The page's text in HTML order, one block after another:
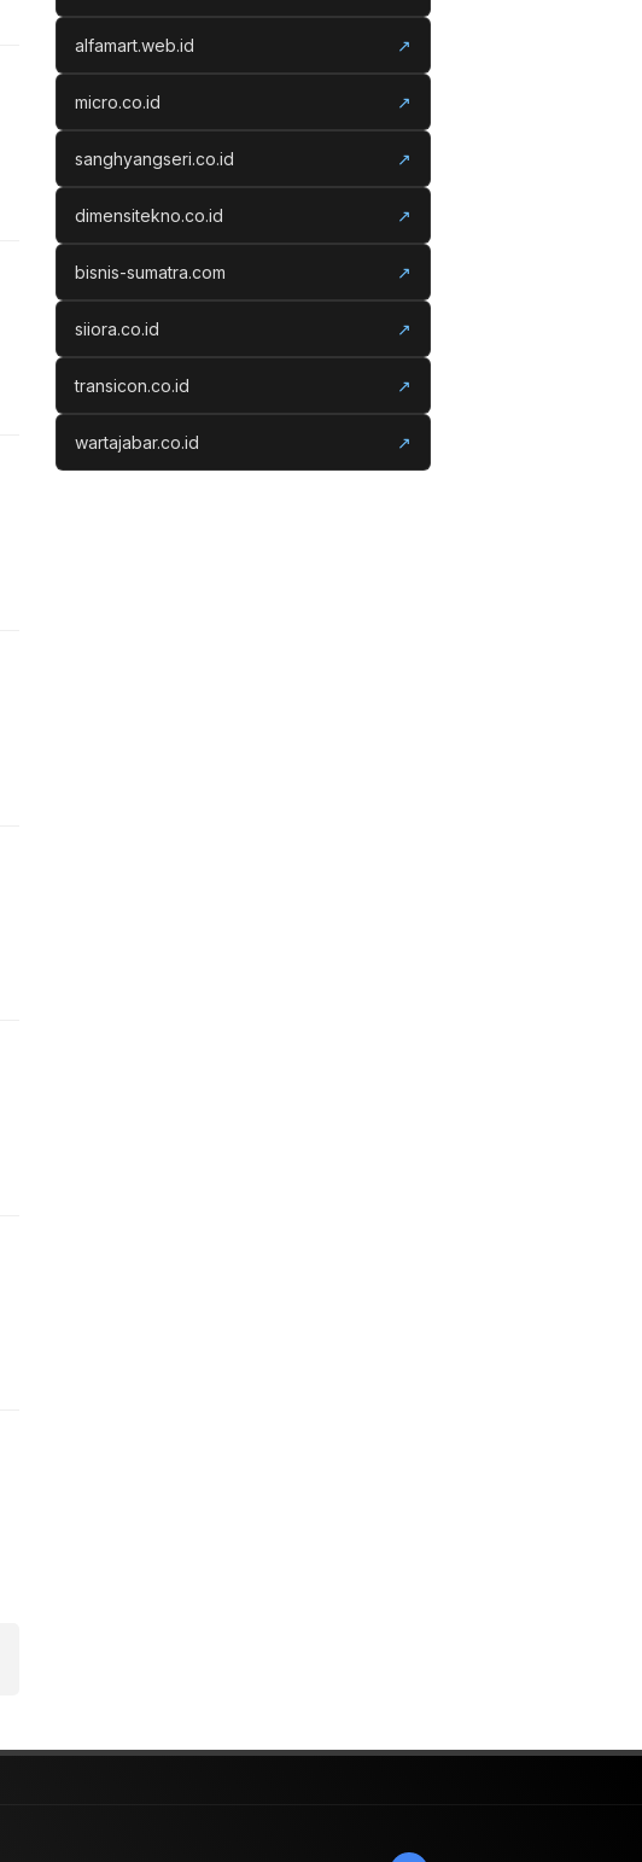
alfamart.web.id ↗
micro.co.id ↗
sanghyangseri.co.id ↗
dimensitekno.co.id ↗
bisnis-sumatra.com ↗
siiora.co.id ↗
transicon.co.id ↗
wartajabar.co.id ↗